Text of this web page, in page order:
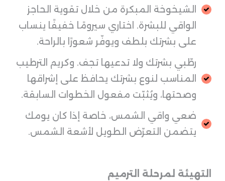
الشيخوخة المبكرة من خلال تقوية الحاجز
الواقي للبشرة. اختاري سيرومًا خفيفًا ينساب
على بشرتك بلطف ويوفّر شعورًا بالراحة.
رطّبي بشرتك ولا تدعيها تجف. وكريم الترطيب
المناسب لنوع بشرتك يحافظ على إشراقها
وصحتها، ويُثبّت مفعول الخطوات السابقة.
ضعي واقي الشمس، خاصة إذا كان يومك
يتضمن التعرّض الطويل لأشعة الشمس.
التهيئة لمرحلة الترميم